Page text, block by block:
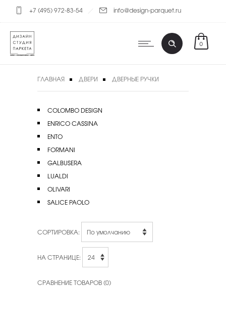
+7 (495) 972-83-54 info@design-parquet.ru
0
ГЛАВНАЯ ДВЕРИ ДВЕРНЫЕ РУЧКИ
COLOMBO DESIGN
ENRICO CASSINA
ENTO
FORMANI
GALBUSERA
LUALDI
OLIVARI
SALICE PAOLO
СОРТИРОВКА:
НА СТРАНИЦЕ:
СРАВНЕНИЕ ТОВАРОВ (0)